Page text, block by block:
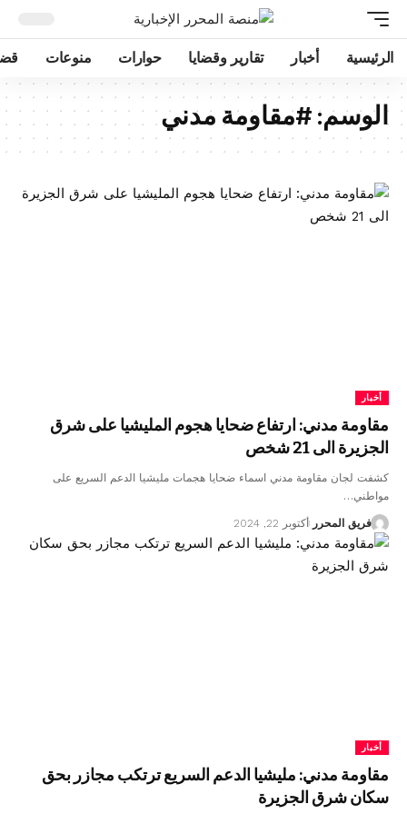
الرئيسية أخبار تقارير وقضايا حوارات منوعات
الوسم: #مقاومة مدني
أخبار
مقاومة مدني: ارتفاع ضحايا هجوم المليشيا على شرق
الجزيرة الى 21 شخص
كشفت لجان مقاومة مدني اسماء ضحايا هجمات مليشيا الدعم السريع على
مواطني…
فريق المحرر أكتوبر 22, 2024
أخبار
مقاومة مدني: مليشيا الدعم السريع ترتكب مجازر بحق
سكان شرق الجزيرة